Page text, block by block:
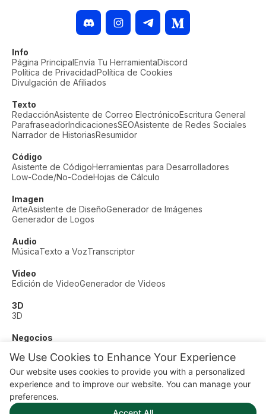
We Use Cookies to Enhance Your Experience
Our website uses cookies to provide you with a personalized
experience and to improve our website. You can manage your
preferences.
Info
Página PrincipalEnvía Tu HerramientaDiscord
Política de PrivacidadPolítica de Cookies
Divulgación de Afiliados
Texto
RedacciónAsistente de Correo ElectrónicoEscritura General
ParafraseadorIndicacionesSEOAsistente de Redes Sociales
Narrador de HistoriasResumidor
Código
Asistente de CódigoHerramientas para Desarrolladores
Low-Code/No-CodeHojas de Cálculo
Imagen
ArteAsistente de DiseñoGenerador de Imágenes
Generador de Logos
Audio
MúsicaTexto a VozTranscriptor
Video
Edición de VideoGenerador de Videos
3D
3D
Negocios
Otros
Educación Fitness
© AI Dude, on your service since 2023. All rights reserved.
Manage Cookies